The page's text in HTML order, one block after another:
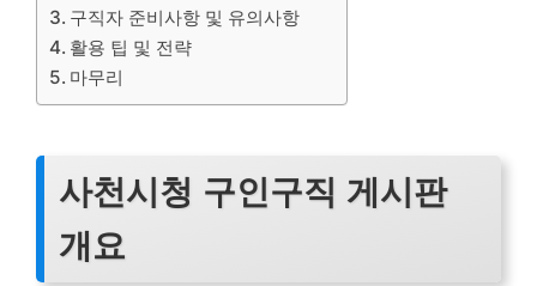
구직자 준비사항 및 유의사항
활용 팁 및 전략
마무리
사천시청 구인구직 게시판
개요